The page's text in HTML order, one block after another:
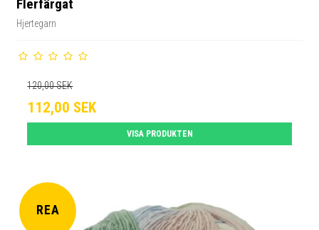
Flerfärgat
Hjertegarn
120,00 SEK
112,00 SEK
VISA PRODUKTEN
REA